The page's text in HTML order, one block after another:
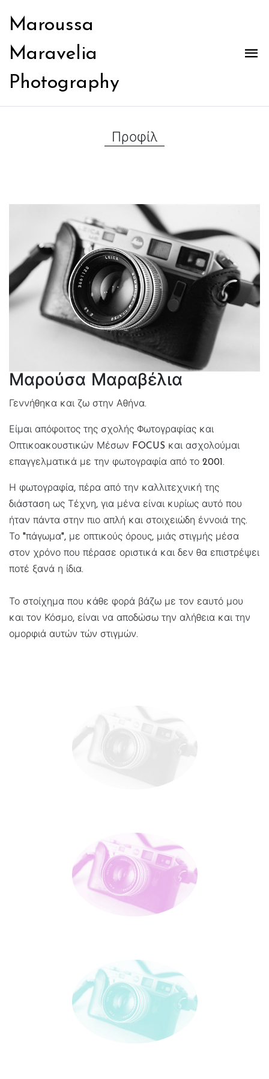
Maroussa
Maravelia
Photography
Προφίλ
Μαρούσα Μαραβέλια
Γεννήθηκα και ζω στην Αθήνα.
Είμαι απόφοιτος της σχολής Φωτογραφίας και
Οπτικοακουστικών Μέσων FOCUS και ασχολούμαι
επαγγελματικά με την φωτογραφία από το 2001.
Η φωτογραφία, πέρα από την καλλιτεχνική της
διάσταση ως Τέχνη, για μένα είναι κυρίως αυτό που
ήταν πάντα στην πιο απλή και στοιχειώδη έννοιά της.
Το "πάγωμα", με οπτικούς όρους, μιάς στιγμής μέσα
στον χρόνο που πέρασε οριστικά και δεν θα επιστρέψει
ποτέ ξανά η ίδια.
Το στοίχημα που κάθε φορά βάζω με τον εαυτό μου
και τον Κόσμο, είναι να αποδώσω την αλήθεια και την
ομορφιά αυτών τών στιγμών.